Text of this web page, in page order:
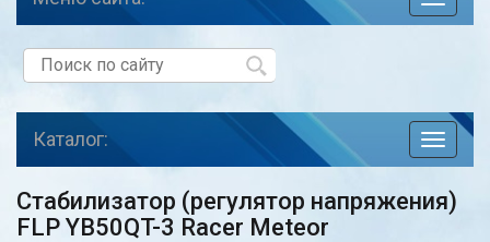
по
toggle
Каталог:
Стабилизатор (регулятор напряжения)
FLP YB50QT-3 Racer Meteor